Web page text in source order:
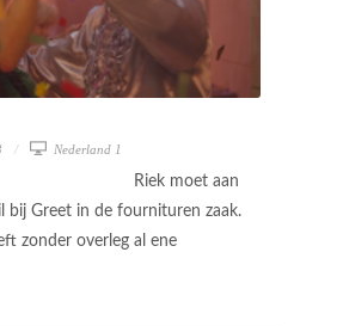
Nederland 1
Riek moet aan
bij Greet in de fournituren zaak.
zonder overleg al ene